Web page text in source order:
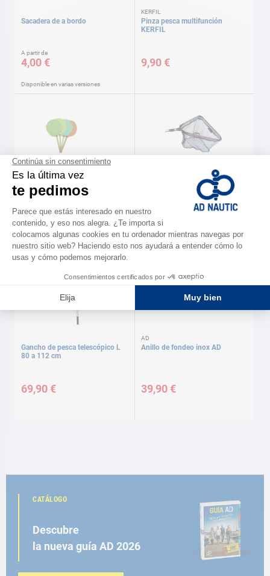
Sacadera de a bordo
A partir de
4,00 €
Disponible en varias versiones
KERFIL
Pinza pesca multifunción
KERFIL
9,90 €
Red sacadera Fun L: 90 cm
4,50 €
Sacadera de a bordo
29,90 €
Gancho de pesca telescópico L
80 a 112 cm
69,90 €
AD
Anillo de fondeo inox AD
39,90 €
CATÁLOGO
Descubre
la nueva guía AD 2026